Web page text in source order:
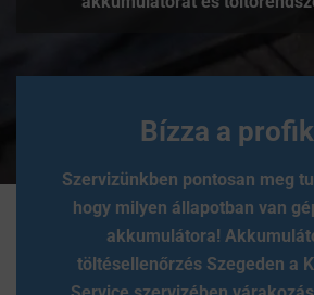
Bízza a
Szervizünkben pontosan meg
hogy milyen állapotban van
akkumulátora!
töltésellenőrzés Szegeden a